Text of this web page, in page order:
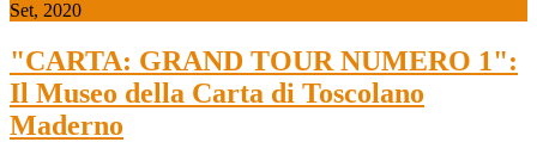
Set, 2020
"CARTA: GRAND TOUR NUMERO 1":
Il Museo della Carta di Toscolano
Maderno